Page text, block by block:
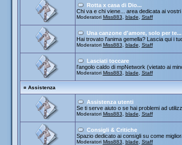
Rotta x casa di Dio...
Chi va e chi viene... area dedicata ai vostri
Moderatori Miss883 blade Staff
Una canzone d'amore, solo per te...
Hai trovato l'anima gemella? Lascia qui i
Moderatori Miss883 blade Staff
Lasciati toccare
l'angolo caldo di mpNetwork (vietato ai
Moderatori Miss883 blade Staff
¤ Assistenza
Assistenza utenti
Se ti serve aiuto o se hai problemi ad
Moderatori Miss883 blade Staff
Consigli & Critiche
Spazio dedicato ai consigli su come
Moderatori Miss883 blade Staff